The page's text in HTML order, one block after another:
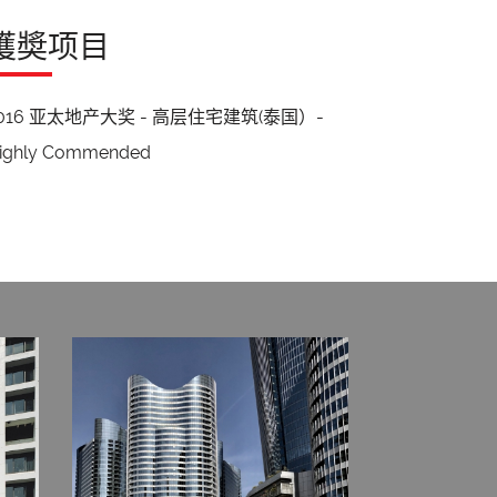
奬项目
亚太地产大奖 - 高层住宅建筑(泰国）-
Commended